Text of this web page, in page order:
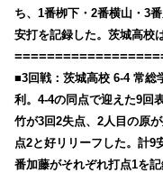
ち、1番栁下・2番横山・3
安打を記録した。茨城高校
■3回戦：茨城高校 6-4 常総
利。4-4の同点で迎えた9回
竹が3回2失点、2人目の原
点2と好リリーフした。計9
番加藤がそれぞれ打点1を記